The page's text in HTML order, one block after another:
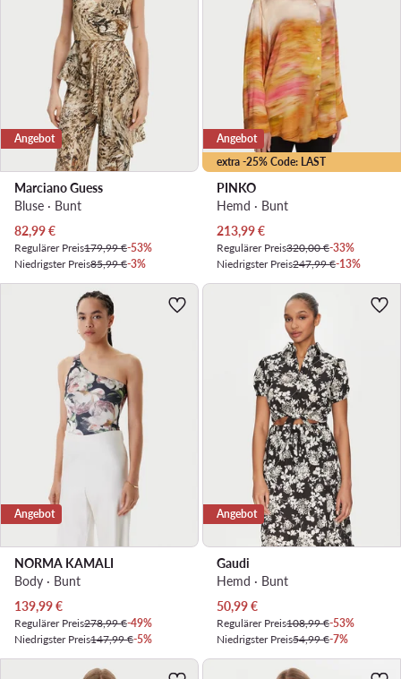
Angebot
Marciano Guess
Bluse · Bunt
Aktueller Preis
82,99€
Regulärer Preis179,99 €-53%
Niedrigster Preis85,99 €-3%
extra -25% Code: LAST
Angebot
PINKO
Hemd · Bunt
Aktueller Preis
213,99€
Regulärer Preis320,00 €-33%
Niedrigster Preis247,99 €-13%
Angebot
NORMA KAMALI
Body · Bunt
Aktueller Preis
139,99€
Regulärer Preis278,99 €-49%
Niedrigster Preis147,99 €-5%
Angebot
Gaudi
Hemd · Bunt
Aktueller Preis
50,99€
Regulärer Preis108,99 €-53%
Niedrigster Preis54,99 €-7%